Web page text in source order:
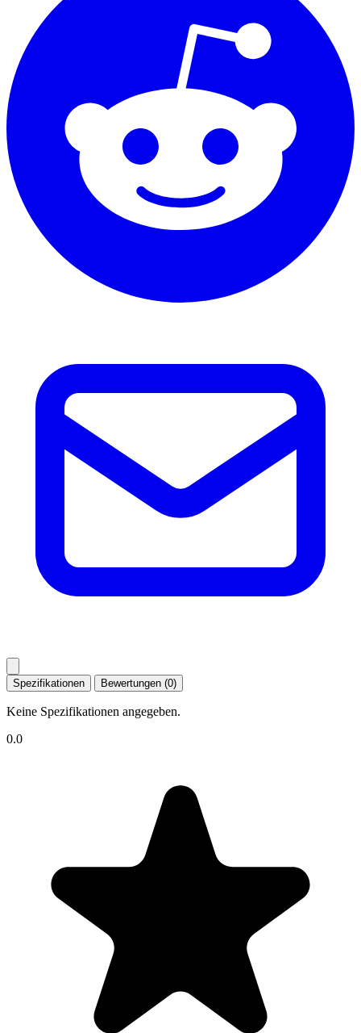
Spezifikationen Bewertungen (0)
Keine Spezifikationen angegeben.
0.0